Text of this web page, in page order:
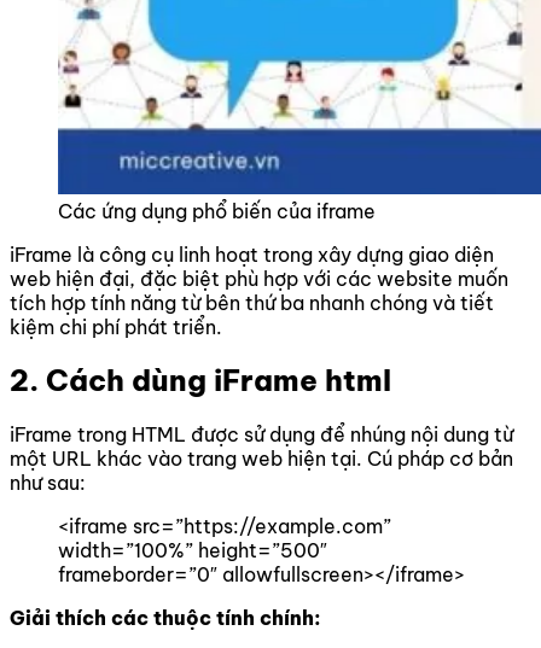
Các ứng dụng phổ biến của iframe
iFrame là công cụ linh hoạt trong xây dựng giao diện
web hiện đại, đặc biệt phù hợp với các website muốn
tích hợp tính năng từ bên thứ ba nhanh chóng và tiết
kiệm chi phí phát triển.
2. Cách dùng iFrame html
iFrame trong HTML được sử dụng để nhúng nội dung từ
một URL khác vào trang web hiện tại. Cú pháp cơ bản
như sau:
<iframe src=”https://example.com”
width=”100%” height=”500″
frameborder=”0″ allowfullscreen></iframe>
Giải thích các thuộc tính chính: